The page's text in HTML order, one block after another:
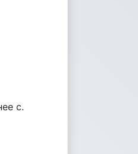
с.